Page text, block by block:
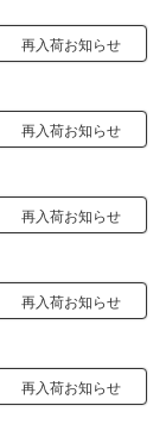
再入荷お知らせ
再入荷お知らせ
再入荷お知らせ
再入荷お知らせ
再入荷お知らせ